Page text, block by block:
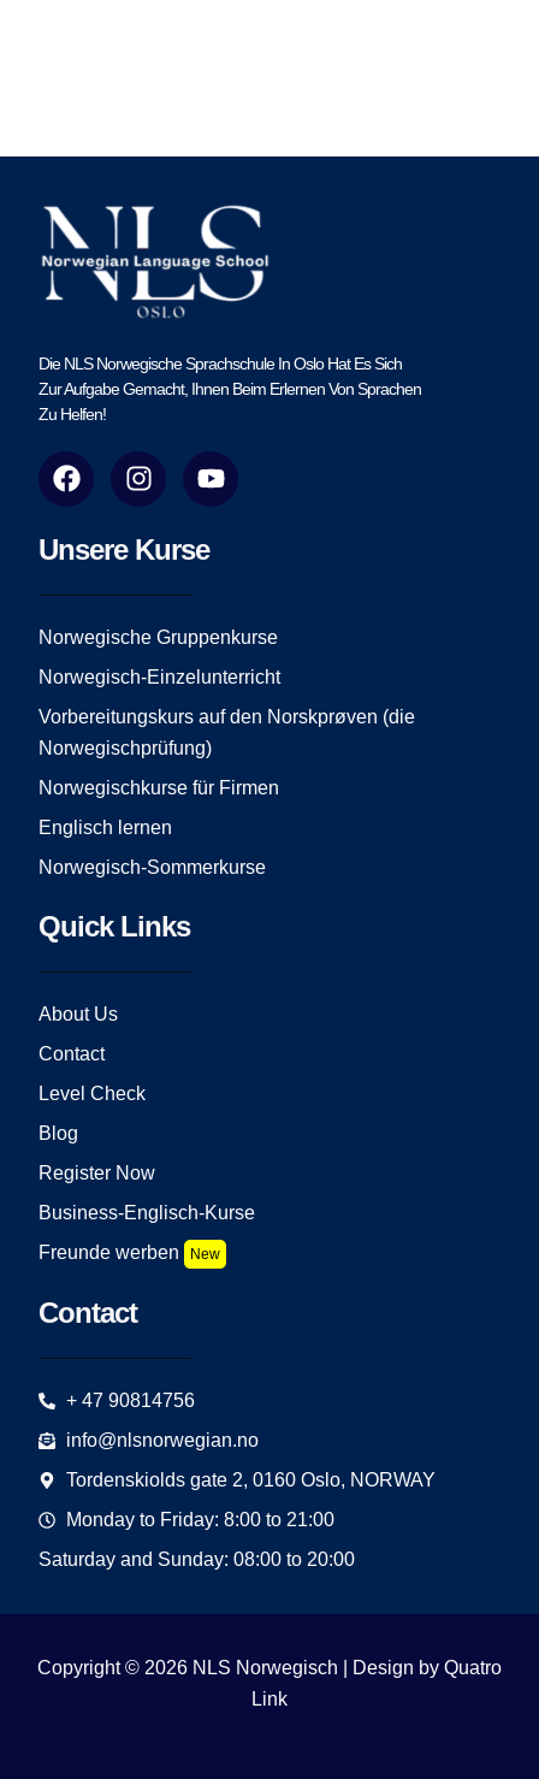
Die NLS Norwegische Sprachschule In Oslo Hat Es Sich
Zur Aufgabe Gemacht, Ihnen Beim Erlernen Von Sprachen
Zu Helfen!
F
a
e
o
o
I
n
t
g
r
m
Y
o
t
e
Unsere Kurse
Norwegische Gruppenkurse
Norwegisch-Einzelunterricht
Vorbereitungskurs auf den Norskprøven (die
Norwegischprüfung)
Norwegischkurse für Firmen
Englisch lernen
Norwegisch-Sommerkurse
Quick Links
About Us
Contact
Level Check
Blog
Register Now
Business-Englisch-Kurse
Freunde werben
New
Contact
+ 47 90814756
info@nlsnorwegian.no
Tordenskiolds gate 2, 0160 Oslo, NORWAY
Monday to Friday: 8:00 to 21:00
Saturday and Sunday: 08:00 to 20:00
Copyright © 2026 NLS Norwegisch | Design by Quatro
Link